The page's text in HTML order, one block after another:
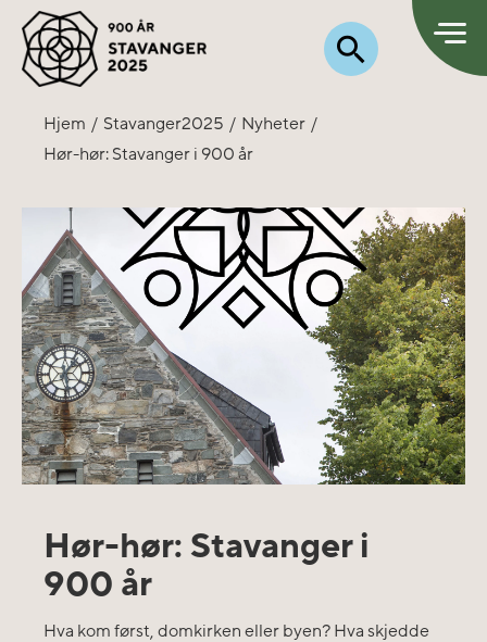
Hjem Stavanger2025
Nyheter
Hør-hør: Stavanger i 900 år
Hør-hør: Stavanger i
900 år
Hva kom først, domkirken eller byen? Hva skjedde